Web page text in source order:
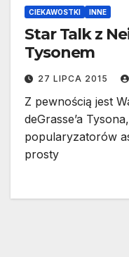
CIEKAWOSTKI INNE
Star Talk z
Tysonem
27 LIPCA 2015
Z pewnością jest
deGrasse’a
popularyzatorów
prosty